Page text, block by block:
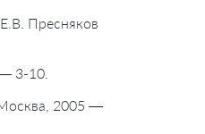
Пресняков
3-10.
2005 —